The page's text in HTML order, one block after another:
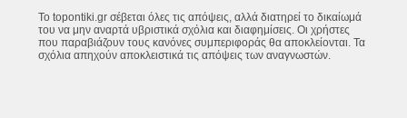
Το topontiki.gr σέβεται όλες τις απόψεις, αλλά διατηρεί το δικαίωμά
του να μην αναρτά υβριστικά σχόλια και διαφημίσεις. Οι χρήστες
που παραβιάζουν τους κανόνες συμπεριφοράς θα αποκλείονται. Τα
σχόλια απηχούν αποκλειστικά τις απόψεις των αναγνωστών.